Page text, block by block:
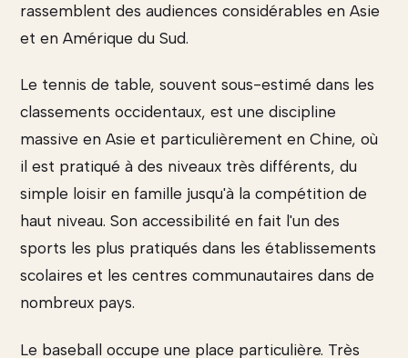
rassemblent des audiences considérables en Asie
et en Amérique du Sud.
Le tennis de table, souvent sous-estimé dans les
classements occidentaux, est une discipline
massive en Asie et particulièrement en Chine, où
il est pratiqué à des niveaux très différents, du
simple loisir en famille jusqu'à la compétition de
haut niveau. Son accessibilité en fait l'un des
sports les plus pratiqués dans les établissements
scolaires et les centres communautaires dans de
nombreux pays.
Le baseball occupe une place particulière. Très